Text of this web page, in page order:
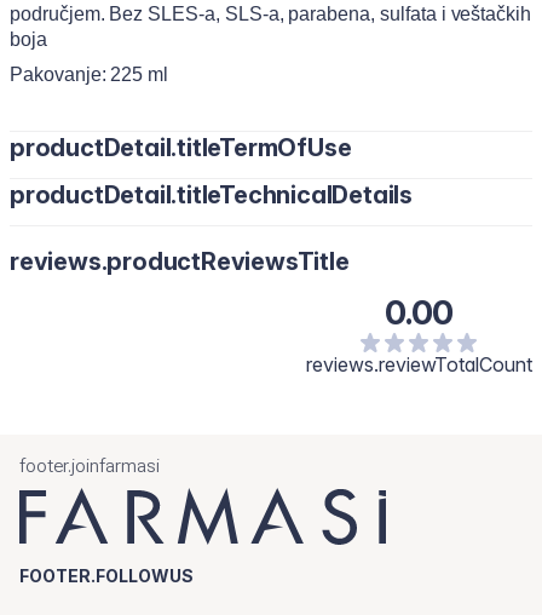
područjem. Bez SLES-a, SLS-a, parabena, sulfata i veštačkih
boja
Pakovanje: 225 ml
productDetail.titleTermOfUse
productDetail.titleTechnicalDetails
reviews.productReviewsTitle
0.00
reviews.reviewTotalCount
footer.joinfarmasi
FOOTER.FOLLOWUS